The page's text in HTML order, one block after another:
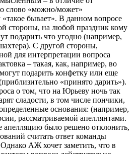
слово «можно/может»
«такое бывает». В данном вопросе
стороны, на любой праздник кому
подарить что угодно (например,
С другой стороны,
для интерпретации вопроса
– такая, как, например, во
подарить конфетку или еще
«принято дарить»).
о том, что на Юрьеву ночь так
сладости, в том числе пончики,
основания: (например,
рассматриваемой апеллянтами.
апелляцию было решено отклонить,
считать ответ команды
АЖ хочет заметить, что в